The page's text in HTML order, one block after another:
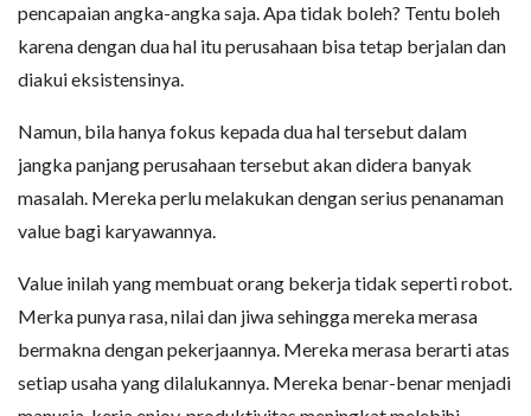
pencapaian angka-angka saja. Apa tidak boleh? Tentu boleh
karena dengan dua hal itu perusahaan bisa tetap berjalan dan
diakui eksistensinya.
Namun, bila hanya fokus kepada dua hal tersebut dalam
jangka panjang perusahaan tersebut akan didera banyak
masalah. Mereka perlu melakukan dengan serius penanaman
value bagi karyawannya.
Value inilah yang membuat orang bekerja tidak seperti robot.
Merka punya rasa, nilai dan jiwa sehingga mereka merasa
bermakna dengan pekerjaannya. Mereka merasa berarti atas
setiap usaha yang dilalukannya. Mereka benar-benar menjadi